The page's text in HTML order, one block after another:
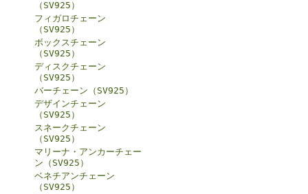
（SV925）
フィガロチェーン
（SV925）
ボックスチェーン
（SV925）
ディスクチェーン
（SV925）
バーチェーン（SV925）
デザインチェーン
（SV925）
スネークチェーン
（SV925）
マリーナ・アンカーチェー
ン（SV925）
ベネチアンチェーン
（SV925）